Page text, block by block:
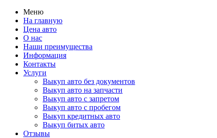
Меню
На главную
Цена авто
О нас
Наши преимущества
Информация
Контакты
Услуги
Выкуп авто без документов
Выкуп авто на запчасти
Выкуп авто с запретом
Выкуп авто с пробегом
Выкуп кредитных авто
Выкуп битых авто
Отзывы